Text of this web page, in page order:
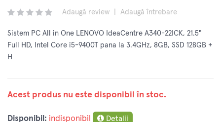
Adaugă review Adaugă întrebare
Sistem PC All in One LENOVO IdeaCentre A340-22ICK, 21.5"
Full HD, Intel Core i5-9400T pana la 3.4GHz, 8GB, SSD 128GB +
H
Acest produs nu este disponibil în stoc.
Disponibil: indisponibil Detalii